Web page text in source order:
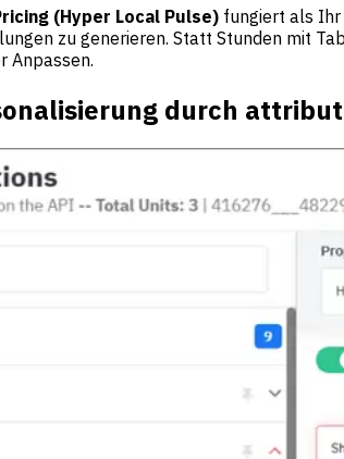
(Hyper Local Pulse) fungiert als
zu generieren. Statt Stunden mit
Anpassen.
durch